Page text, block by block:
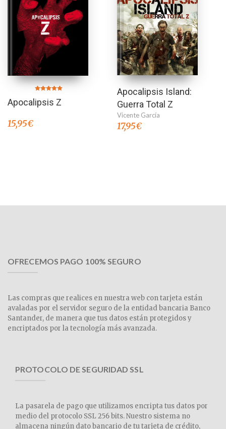
5.00
de 5
Apocalipsis Z
15,95€
Apocalipsis Island:
Guerra Total Z
Vicente García
17,95€
OFRECEMOS PAGO 100% SEGURO
Las compras que realices en nuestra web con tarjeta están
avaladas por el servidor seguro de la entidad bancaria Banco
Santander, de manera que tus datos están protegidos y
encriptados por la tecnología más avanzada.
PROTOCOLO DE SEGURIDAD SSL
La pasarela de pago que utilizamos encripta tus datos por
medio del protocolo SSL 256 bits. Nuestro sistema no
almacena ningún dato bancario de tu tarjeta de crédito,